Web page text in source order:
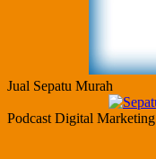
Jual Sepatu Murah
Podcast Digital Marketing